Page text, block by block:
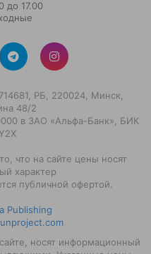
до 17.00
РБ, 220024, Минск,
48/2
в ЗАО «Альфа-Банк», БИК
что на сайте цены носят
характер
публичной офертой.
Publishing
носят информационный